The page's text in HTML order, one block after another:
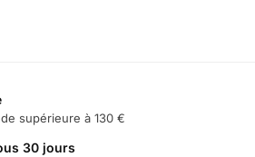
supérieure à 130 €
30 jours